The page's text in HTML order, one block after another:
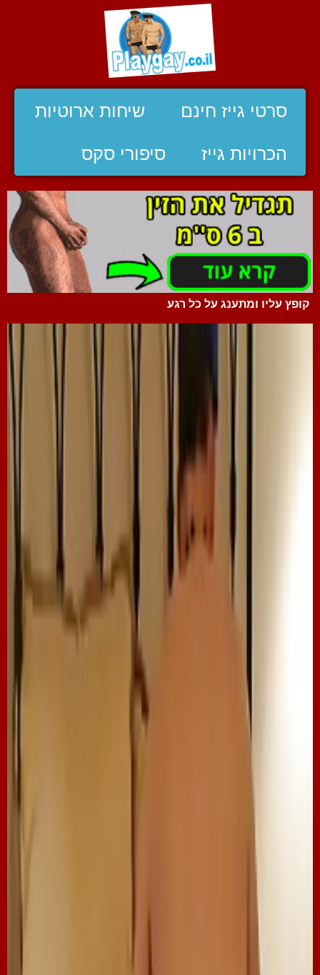
סרטי גייז חינם שיחות ארוטיות
הכרויות גייז סיפורי סקס
קופץ עליו ומתענג על כל רגע